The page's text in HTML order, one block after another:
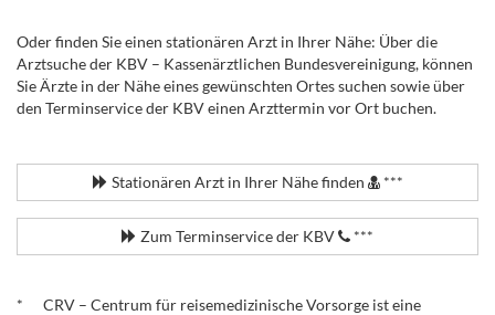
Oder finden Sie einen stationären Arzt in Ihrer Nähe: Über die
Arztsuche der KBV – Kassenärztlichen Bundesvereinigung, können
Sie Ärzte in der Nähe eines gewünschten Ortes suchen sowie über
den Terminservice der KBV einen Arzttermin vor Ort buchen.
Stationären Arzt in Ihrer Nähe finden ***
Zum Terminservice der KBV ***
* CRV – Centrum für reisemedizinische Vorsorge ist eine